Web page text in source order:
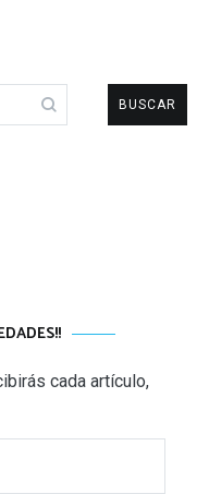
cada artículo,